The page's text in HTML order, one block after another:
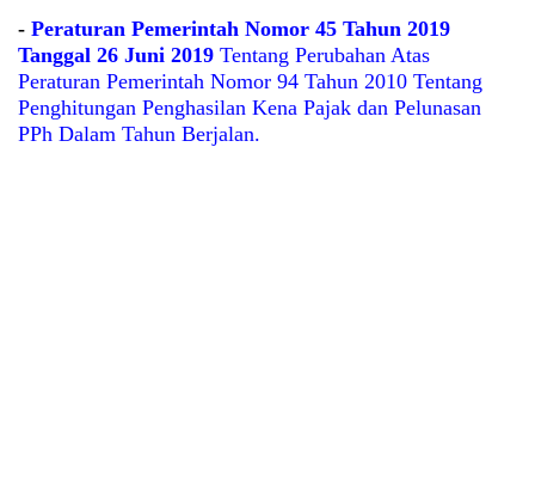
- Peraturan Pemerintah Nomor 45 Tahun 2019
Tanggal 26 Juni 2019 Tentang Perubahan Atas
Peraturan Pemerintah Nomor 94 Tahun 2010 Tentang
Penghitungan Penghasilan Kena Pajak dan Pelunasan
PPh Dalam Tahun Berjalan.